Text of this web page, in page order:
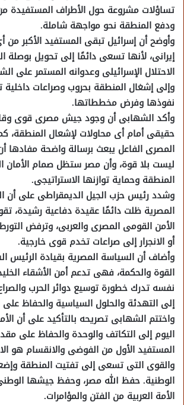
تساؤلات مشروعة حول الأطراف المستفيدة
ودفع المنطقة نحو مواجهة شاملة.
وأوضح أن إسرائيل تبقى المستفيد الأكبر
إيرانى، لأنها تسعى دائمًا إلى تحويل بوصلة
الاحتلال الإسرائيلى وعدوانه المستمر على
وإلى إشغال المنطقة بحروب وصراعات
نفوذها وفرض مخططاتها.
وأكد الشهابى أن وجود جيش مصرى قوى
حقيقى أمام أى محاولات لإشعال المنطقة،
المصرى الفاعل يبعث برسالة واضحة مفادها أن
ليست بلا قوة، وأن مصر ستظل صمام الأمان
المنطقة وحماية توازنها الاستراتيجى.
وشدد رئيس حزب الجيل الديمقراطى على أن
المصرية ظلت دائمًا عقيدة دفاعية رشيدة،
الأمن القومى المصرى والعربى، وترفض
أو الانجرار إلى صراعات تخدم قوى خارجية.
وأضاف أن السياسة المصرية بقيادة الرئيس
القوة والحكمة، فهى تدعم أمن الأشقاء
نفسه تدرك خطورة توسيع دوائر الحرب
إلى التهدئة والحلول السياسية والحفاظ على
واختتم الشهابى تصريحه بالتأكيد على أن
اليوم إلى التكاتف والوحدة والحفاظ على
المستفيد الأول من الفوضى والانقسام هو
والقوى التى تسعى إلى تفتيت المنطقة
الوطنية. حفظ الله مصر، وحفظ جيشها
الأمة العربية من الفتن والمؤامرات.